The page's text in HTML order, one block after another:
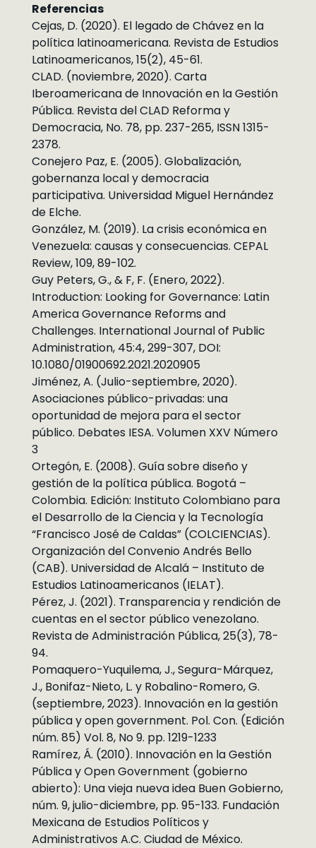
Referencias
Cejas, D. (2020). El legado de Chávez en la
política latinoamericana. Revista de Estudios
Latinoamericanos, 15(2), 45-61.
CLAD. (noviembre, 2020). Carta
Iberoamericana de Innovación en la Gestión
Pública. Revista del CLAD Reforma y
Democracia, No. 78, pp. 237-265, ISSN 1315-
2378.
Conejero Paz, E. (2005). Globalización,
gobernanza local y democracia
participativa. Universidad Miguel Hernández
de Elche.
González, M. (2019). La crisis económica en
Venezuela: causas y consecuencias. CEPAL
Review, 109, 89-102.
Guy Peters, G., & F, F. (Enero, 2022).
Introduction: Looking for Governance: Latin
America Governance Reforms and
Challenges. International Journal of Public
Administration, 45:4, 299-307, DOI:
10.1080/01900692.2021.2020905
Jiménez, A. (Julio-septiembre, 2020).
Asociaciones público-privadas: una
oportunidad de mejora para el sector
público. Debates IESA. Volumen XXV Número
3
Ortegón, E. (2008). Guía sobre diseño y
gestión de la política pública. Bogotá –
Colombia. Edición: Instituto Colombiano para
el Desarrollo de la Ciencia y la Tecnología
“Francisco José de Caldas” (COLCIENCIAS).
Organización del Convenio Andrés Bello
(CAB). Universidad de Alcalá – Instituto de
Estudios Latinoamericanos (IELAT).
Pérez, J. (2021). Transparencia y rendición de
cuentas en el sector público venezolano.
Revista de Administración Pública, 25(3), 78-
94.
Pomaquero-Yuquilema, J., Segura-Márquez,
J., Bonifaz-Nieto, L. y Robalino-Romero, G.
(septiembre, 2023). Innovación en la gestión
pública y open government. Pol. Con. (Edición
núm. 85) Vol. 8, No 9. pp. 1219-1233
Ramírez, Á. (2010). Innovación en la Gestión
Pública y Open Government (gobierno
abierto): Una vieja nueva idea Buen Gobierno,
núm. 9, julio-diciembre, pp. 95-133. Fundación
Mexicana de Estudios Políticos y
Administrativos A.C. Ciudad de México.